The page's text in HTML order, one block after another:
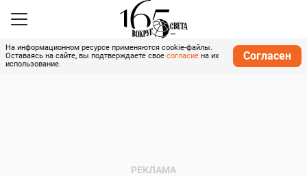
На информационном ресурсе применяются cookie-файлы.
Оставаясь на сайте, вы подтверждаете свое согласие на их
использование.
Согласен